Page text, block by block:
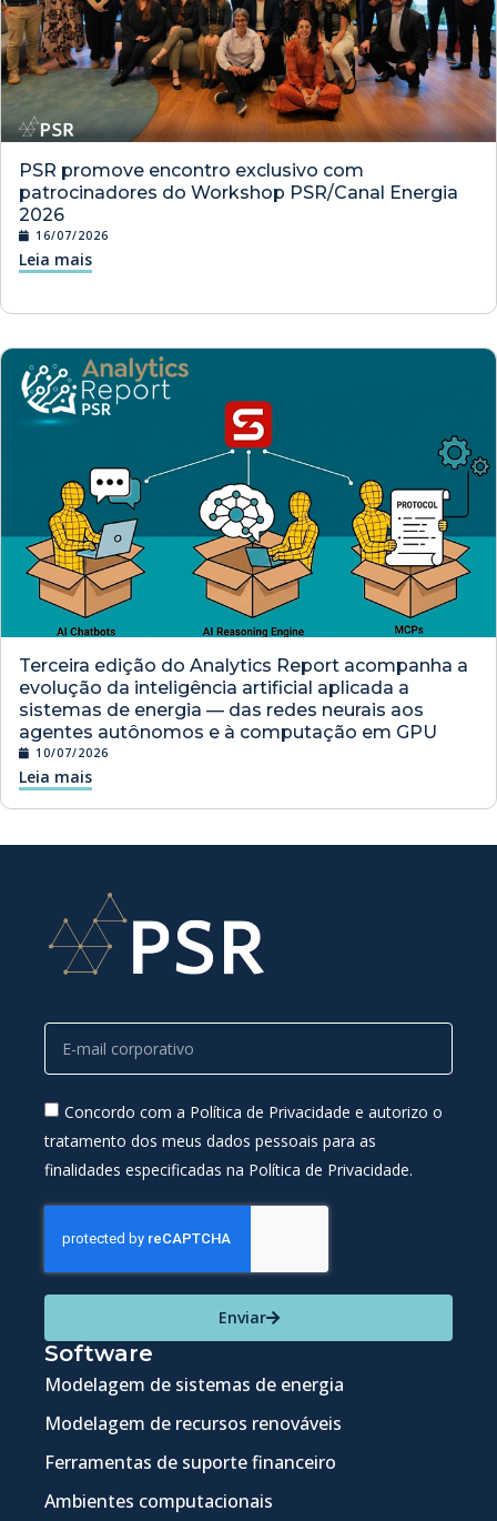
PSR promove encontro exclusivo com
patrocinadores do Workshop PSR/Canal Energia
2026
16/07/2026
Leia mais
Terceira edição do Analytics Report acompanha a
evolução da inteligência artificial aplicada a
sistemas de energia — das redes neurais aos
agentes autônomos e à computação em GPU
10/07/2026
Leia mais
Concordo com a Política de Privacidade e autorizo o
tratamento dos meus dados pessoais para as
finalidades especificadas na Política de Privacidade.
Enviar
Software
Modelagem de sistemas de energia
Modelagem de recursos renováveis
Ferramentas de suporte financeiro
Ambientes computacionais